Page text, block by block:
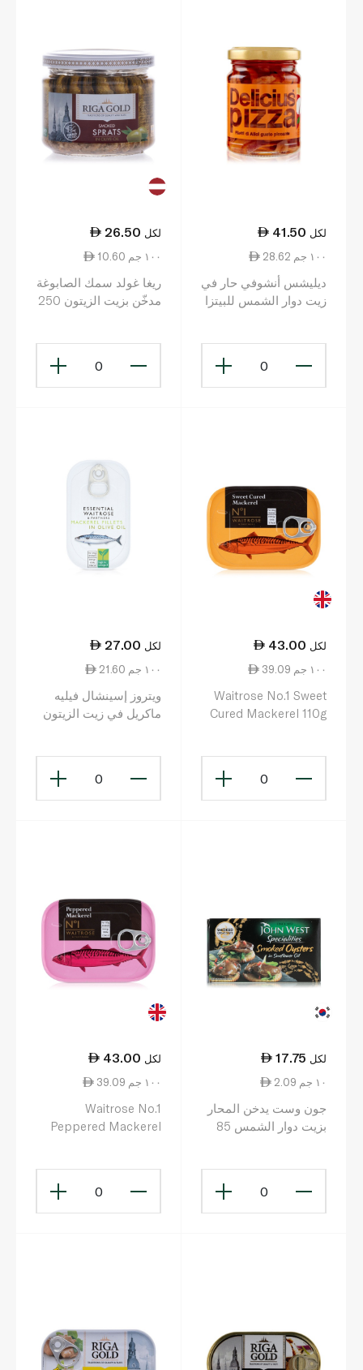
41.50 لكل
28.62 ١٠٠ جم
ديليشس أنشوفي حار في
زيت دوار الشمس للبيتزا
0
26.50 لكل
10.60 ١٠٠ جم
ريغا غولد سمك الصابوغة
مدخّن بزيت الزيتون 250
0
43.00 لكل
39.09 ١٠٠ جم
Waitrose No.1 Sweet
Cured Mackerel 110g
0
27.00 لكل
21.60 ١٠٠ جم
ويتروز إسينشال فيليه
ماكريل في زيت الزيتون
0
17.75 لكل
2.09 ١٠ جم
جون وست يدخن المحار
بزيت دوار الشمس 85
0
43.00 لكل
39.09 ١٠٠ جم
Waitrose No.1
Peppered Mackerel
0